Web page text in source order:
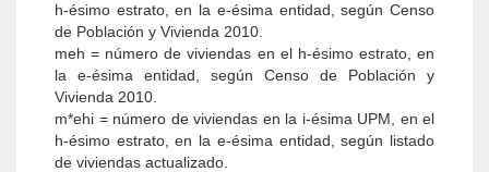
h-ésimo estrato, en la e-ésima entidad, según Censo
de Población y Vivienda 2010.
meh = número de viviendas en el h-ésimo estrato, en
la e-ésima entidad, según Censo de Población y
Vivienda 2010.
m*ehi = número de viviendas en la i-ésima UPM, en el
h-ésimo estrato, en la e-ésima entidad, según listado
de viviendas actualizado.